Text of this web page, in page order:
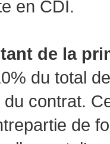
en CDI.
de la
du total
contrat.
de